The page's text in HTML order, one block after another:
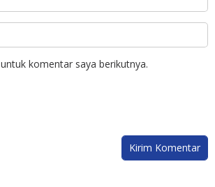
komentar saya berikutnya.